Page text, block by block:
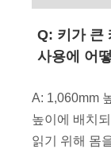
Q: 키가 큰
사용에 어
A: 1,060mm
높이에 배치
읽기 위해 몸